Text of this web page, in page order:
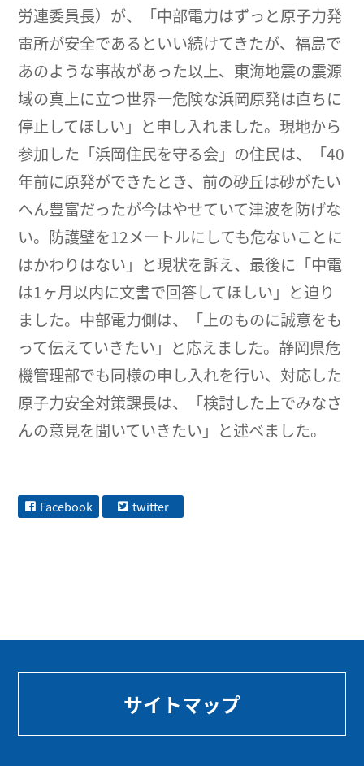
労連委員長）が、「中部電力はずっと原子力発
電所が安全であるといい続けてきたが、福島で
あのような事故があった以上、東海地震の震源
域の真上に立つ世界一危険な浜岡原発は直ちに
停止してほしい」と申し入れました。現地から
参加した「浜岡住民を守る会」の住民は、「40
年前に原発ができたとき、前の砂丘は砂がたい
へん豊富だったが今はやせていて津波を防げな
い。防護壁を12メートルにしても危ないことに
はかわりはない」と現状を訴え、最後に「中電
は1ヶ月以内に文書で回答してほしい」と迫り
ました。中部電力側は、「上のものに誠意をも
って伝えていきたい」と応えました。静岡県危
機管理部でも同様の申し入れを行い、対応した
原子力安全対策課長は、「検討した上でみなさ
んの意見を聞いていきたい」と述べました。
Facebook twitter
サイトマップ